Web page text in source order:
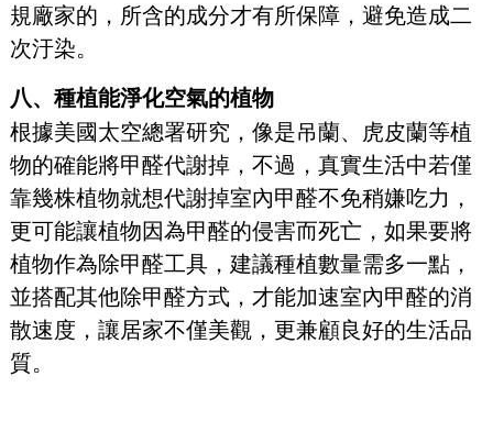
規廠家的，所含的成分才有所保障，避免造成二
次汙染。
八、種植能淨化空氣的植物
根據美國太空總署研究，像是吊蘭、虎皮蘭等植
物的確能將甲醛代謝掉，不過，真實生活中若僅
靠幾株植物就想代謝掉室內甲醛不免稍嫌吃力，
更可能讓植物因為甲醛的侵害而死亡，如果要將
植物作為除甲醛工具，建議種植數量需多一點，
並搭配其他除甲醛方式，才能加速室內甲醛的消
散速度，讓居家不僅美觀，更兼顧良好的生活品
質。